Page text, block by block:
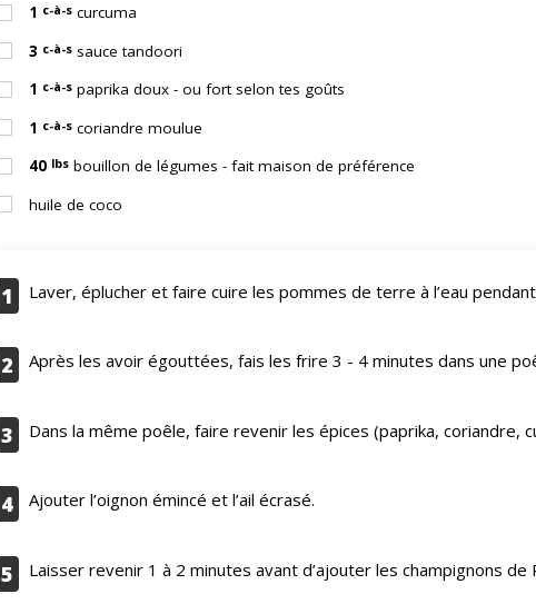
1 c-à-s curcuma
3 c-à-s sauce tandoori
1 c-à-s paprika doux - ou fort selon tes goûts
1 c-à-s coriandre moulue
40 lbs bouillon de légumes - fait maison de préférence
huile de coco
1 Laver, éplucher et faire cuire les pommes de terre à l’eau
2 Après les avoir égouttées, fais les frire 3 - 4 minutes dans une
3 Dans la même poêle, faire revenir les épices (paprika, coriandre,
4 Ajouter l’oignon émincé et l’ail écrasé.
5 Laisser revenir 1 à 2 minutes avant d’ajouter les champignons